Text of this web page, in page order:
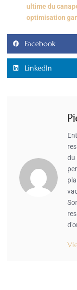
ultime du
optimisation
Facebook
LinkedIn
du